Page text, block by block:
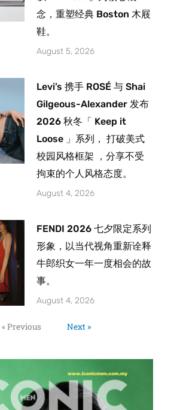
念，重塑经典 Boston 木屐
鞋。
August 5, 2026
Levi’s 携手 ROSÉ 与 Shai
Gilgeous-Alexander 发布
2026 秋冬「 Keep it
Loose 」系列， 打破美式
校园风格框架 ，分享不受
拘束的个人风格态度。
August 4, 2026
FENDI 2026 七夕限定系列
形象，以当代视角重新诠释
牛郎织女一年一度相会的故
事。
August 4, 2026
« Previous Next »